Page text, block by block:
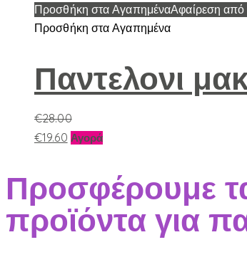
στη
σελίδα
προϊόντος
προϊόν
έχει
παραλλαγές.
Οι
στη
σελίδα
του
προϊόντος
Προσθήκη στα ΑγαπημέναΑφαίρεση
Προσθήκη στα Αγαπημένα
Παντελονι
€28.00
€19.60 ΑγοράΑυτό
προϊόν
έχει
πολλαπλές
παραλλαγές.
Προσφέρουμε
προϊόντα για